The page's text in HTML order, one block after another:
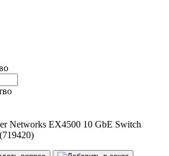
Networks EX4500 10 GbE Switch